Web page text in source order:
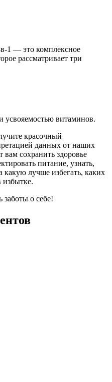
1 — это комплексное
рассматривает три
усвояемостью витаминов.
красочный
данных от наших
сохранить здоровье
питание, узнать,
какую лучше избегать, каких
избытке.
заботы о себе!